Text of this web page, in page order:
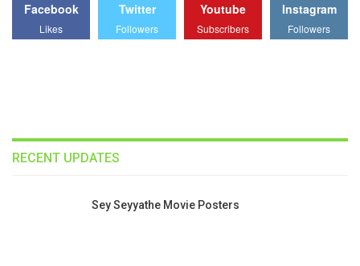
Facebook
Likes
Twitter
Followers
Youtube
Subscribers
Instagram
Followers
RECENT UPDATES
Sey Seyyathe Movie Posters